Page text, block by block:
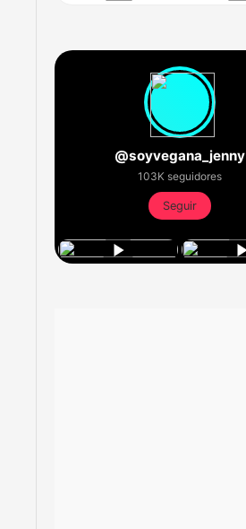
@soyvegana_jenny
103K seguidores
Seguir